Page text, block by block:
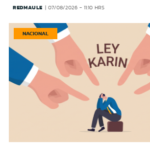
REDMAULE 07/08/2026 - 11:10 HRS
NACIONAL